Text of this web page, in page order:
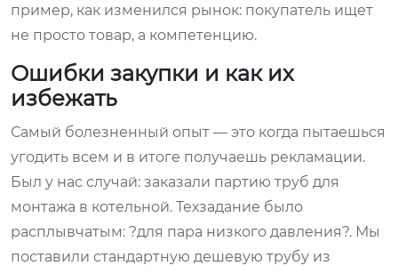
пример, как изменился рынок: покупатель ищет
не просто товар, а компетенцию.
Ошибки закупки и как их
избежать
Самый болезненный опыт — это когда пытаешься
угодить всем и в итоге получаешь рекламации.
Был у нас случай: заказали партию труб для
монтажа в котельной. Техзадание было
расплывчатым: ?для пара низкого давления?. Мы
поставили стандартную дешевую трубу из